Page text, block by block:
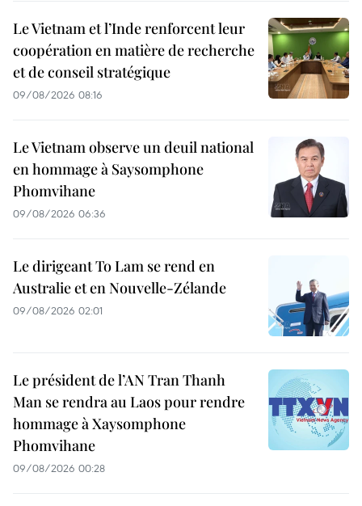
Le Vietnam et l’Inde renforcent leur
coopération en matière de recherche
et de conseil stratégique
09/08/2026 08:16
Le Vietnam observe un deuil national
en hommage à Saysomphone
Phomvihane
09/08/2026 06:36
Le dirigeant To Lam se rend en
Australie et en Nouvelle-Zélande
09/08/2026 02:01
Le président de l’AN Tran Thanh
Man se rendra au Laos pour rendre
hommage à Xaysomphone
Phomvihane
09/08/2026 00:28